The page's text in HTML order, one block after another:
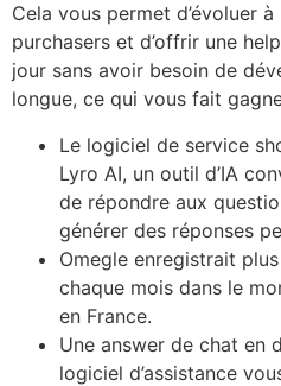
Cela vous permet d’évoluer
purchasers et d’offrir une
jour sans avoir besoin de
longue, ce qui vous fait
Le logiciel de service
Lyro AI, un outil d’IA
de répondre aux
générer des réponses
Omegle enregistrait
chaque mois dans le
en France.
Une answer de chat en
logiciel d’assistance